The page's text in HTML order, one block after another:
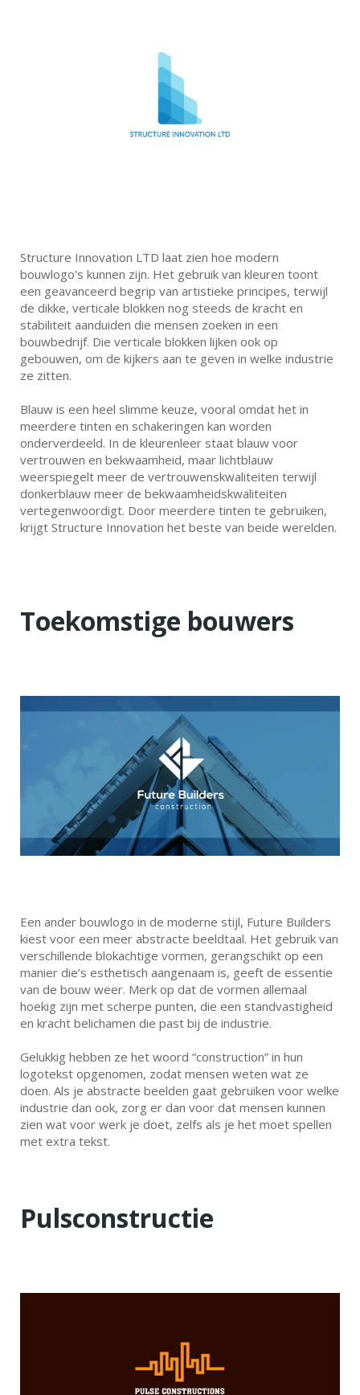
Structure Innovation LTD laat zien hoe modern
bouwlogo's kunnen zijn. Het gebruik van kleuren toont
een geavanceerd begrip van artistieke principes, terwijl
de dikke, verticale blokken nog steeds de kracht en
stabiliteit aanduiden die mensen zoeken in een
bouwbedrijf. Die verticale blokken lijken ook op
gebouwen, om de kijkers aan te geven in welke industrie
ze zitten.
Blauw is een heel slimme keuze, vooral omdat het in
meerdere tinten en schakeringen kan worden
onderverdeeld. In de kleurenleer staat blauw voor
vertrouwen en bekwaamheid, maar lichtblauw
weerspiegelt meer de vertrouwenskwaliteiten terwijl
donkerblauw meer de bekwaamheidskwaliteiten
vertegenwoordigt. Door meerdere tinten te gebruiken,
krijgt Structure Innovation het beste van beide werelden.
Toekomstige bouwers
Een ander bouwlogo in de moderne stijl, Future Builders
kiest voor een meer abstracte beeldtaal. Het gebruik van
verschillende blokachtige vormen, gerangschikt op een
manier die’s esthetisch aangenaam is, geeft de essentie
van de bouw weer. Merk op dat de vormen allemaal
hoekig zijn met scherpe punten, die een standvastigheid
en kracht belichamen die past bij de industrie.
Gelukkig hebben ze het woord “construction” in hun
logotekst opgenomen, zodat mensen weten wat ze
doen. Als je abstracte beelden gaat gebruiken voor welke
industrie dan ook, zorg er dan voor dat mensen kunnen
zien wat voor werk je doet, zelfs als je het moet spellen
met extra tekst.
Pulsconstructie